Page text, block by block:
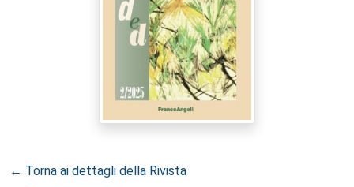
← Torna ai dettagli della Rivista